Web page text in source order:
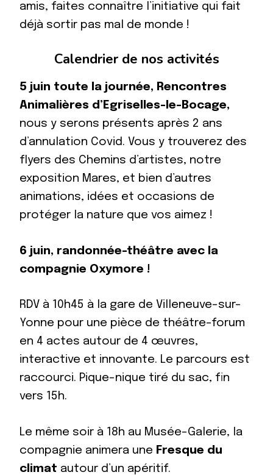
amis, faites connaître l’initiative qui fait
déjà sortir pas mal de monde !
Calendrier de nos activités
5 juin toute la journée, Rencontres
Animalières d’Egriselles-le-Bocage,
nous y serons présents après 2 ans
d’annulation Covid. Vous y trouverez des
flyers des Chemins d’artistes, notre
exposition Mares, et bien d’autres
animations, idées et occasions de
protéger la nature que vos aimez !
6 juin, randonnée-théâtre avec la
compagnie Oxymore !
RDV à 10h45 à la gare de Villeneuve-sur-
Yonne pour une pièce de théâtre-forum
en 4 actes autour de 4 œuvres,
interactive et innovante. Le parcours est
raccourci. Pique-nique tiré du sac, fin
vers 15h.
Le même soir à 18h au Musée-Galerie, la
compagnie animera une Fresque du
climat autour d’un apéritif.